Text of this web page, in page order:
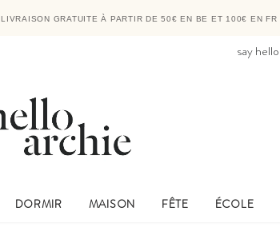
LIVRAISON GRATUITE À PARTIR DE 50€ EN BE ET 100€ EN FR
say hello
DORMIR MAISON FÊTE ÉCOLE